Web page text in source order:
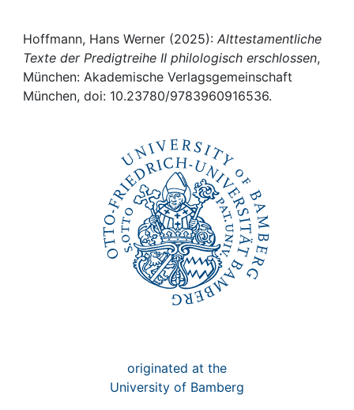
Awards
My FIS
Hoffmann, Hans Werner (2025): Alttestamentliche
Texte der Predigtreihe II philologisch erschlossen,
München: Akademische Verlagsgemeinschaft
München, doi: 10.23780/9783960916536.
originated at the
University of Bamberg